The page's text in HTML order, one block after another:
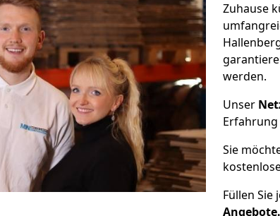
Zuhause
werden.
Unser
Sie
Füllen Sie
Angebote.